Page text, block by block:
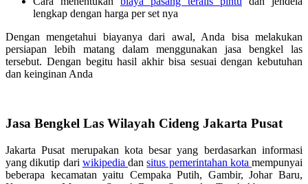
lengkap dengan harga per set nya
Dengan mengetahui biayanya dari awal, Anda bisa melakukan
persiapan lebih matang dalam menggunakan jasa bengkel las
tersebut. Dengan begitu hasil akhir bisa sesuai dengan kebutuhan
dan keinginan Anda
Jasa Bengkel Las Wilayah Cideng Jakarta Pusat
Jakarta Pusat merupakan kota besar yang berdasarkan informasi
yang dikutip dari wikipedia dansitus pemerintahan kota mempunyai
beberapa kecamatan yaitu Cempaka Putih, Gambir, Johar Baru,